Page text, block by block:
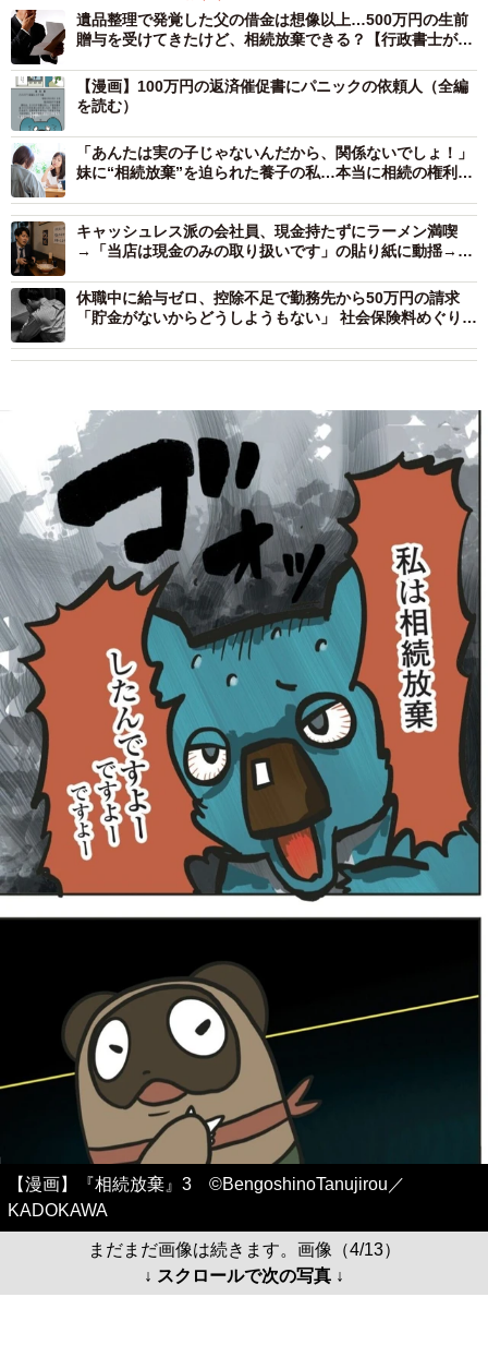
遺品整理で発覚した父の借金は想像以上…500万円の生前
贈与を受けてきたけど、相続放棄できる？【行政書士が解
【漫画】100万円の返済催促書にパニックの依頼人（全編
を読む）
「あんたは実の子じゃないんだから、関係ないでしょ！」
妹に“相続放棄”を迫られた養子の私…本当に相続の権利は
キャッシュレス派の会社員、現金持たずにラーメン満喫
→「当店は現金のみの取り扱いです」の貼り紙に動揺→店
が解説】
休職中に給与ゼロ、控除不足で勤務先から50万円の請求
「貯金がないからどうしようもない」 社会保険料めぐり同
【漫画】『相続放棄』3 ©BengoshinoTanujirou／
KADOKAWA
まだまだ画像は続きます。画像（4/13）
↓ スクロールで次の写真 ↓